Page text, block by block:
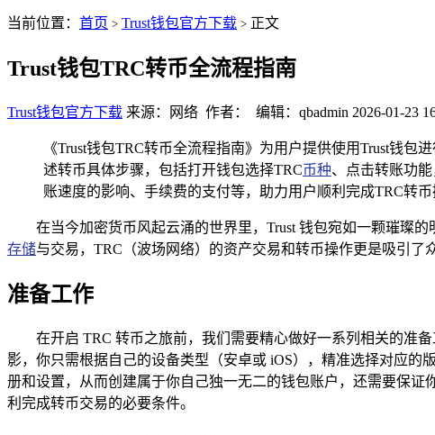
当前位置： 首页 > Trust钱包官方下载 > 正文
Trust钱包TRC转币全流程指南
Trust钱包官方下载 来源：网络 作者： 编辑：qbadmin 2026-01-23
《Trust钱包TRC转币全流程指南》为用户提供使用Trust钱
述转币具体步骤，包括打开钱包选择TRC币种、点击转账功
账速度的影响、手续费的支付等，助力用户顺利完成TRC转币
在当今加密货币风起云涌的世界里，Trust 钱包宛如一颗璀璨
存储与交易，TRC（波场网络）的资产交易和转币操作更是吸引了
准备工作
在开启 TRC 转币之旅前，我们需要精心做好一系列相关的准
影，你只需根据自己的设备类型（安卓或 iOS），精准选择对应
册和设置，从而创建属于你自己独一无二的钱包账户，还需要保
利完成转币交易的必要条件。